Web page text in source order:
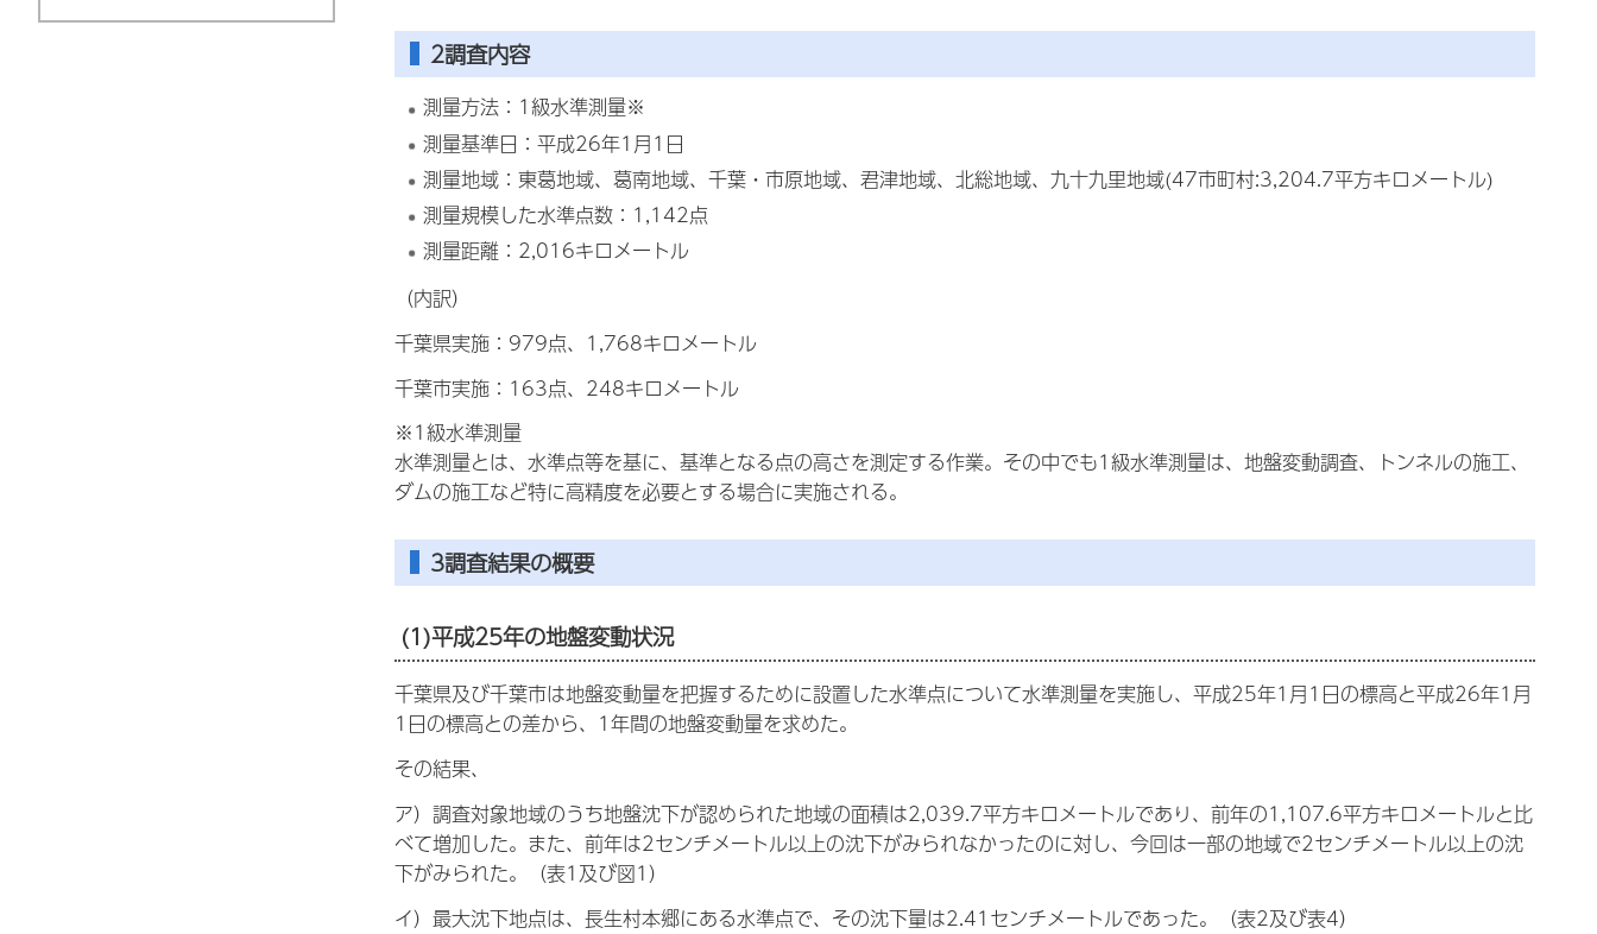
2調査内容
測量方法：1級水準測量※
測量基準日：平成26年1月1日
測量地域：東葛地域、葛南地域、千葉・市原地域、君津地域、北総地域、九十九里地域(47市町村:3,204.7平方キロメートル)
測量規模した水準点数：1,142点
測量距離：2,016キロメートル
（内訳）
千葉県実施：979点、1,768キロメートル
千葉市実施：163点、248キロメートル
※1級水準測量
水準測量とは、水準点等を基に、基準となる点の高さを測定する作業。その中でも1級水準測量は、地盤変動調査、トンネルの施工、
ダムの施工など特に高精度を必要とする場合に実施される。
3調査結果の概要
(1)平成25年の地盤変動状況
千葉県及び千葉市は地盤変動量を把握するために設置した水準点について水準測量を実施し、平成25年1月1日の標高と平成26年1月
1日の標高との差から、1年間の地盤変動量を求めた。
その結果、
ア）調査対象地域のうち地盤沈下が認められた地域の面積は2,039.7平方キロメートルであり、前年の1,107.6平方キロメートルと比
べて増加した。また、前年は2センチメートル以上の沈下がみられなかったのに対し、今回は一部の地域で2センチメートル以上の沈
下がみられた。（表1及び図1）
イ）最大沈下地点は、長生村本郷にある水準点で、その沈下量は2.41センチメートルであった。（表2及び表4）